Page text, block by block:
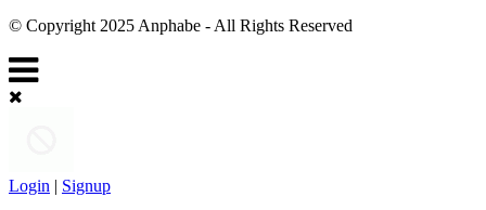
© Copyright 2025 Anphabe - All Rights Reserved
Login | Signup